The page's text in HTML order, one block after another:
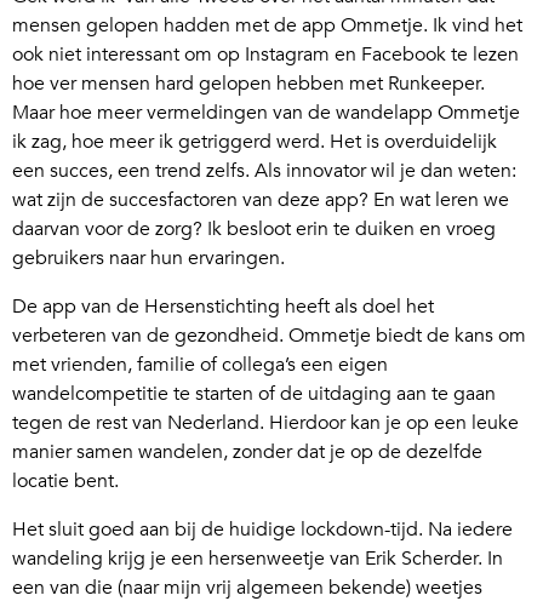
mensen gelopen hadden met de app Ommetje. Ik vind het
ook niet interessant om op Instagram en Facebook te lezen
hoe ver mensen hard gelopen hebben met Runkeeper.
Maar hoe meer vermeldingen van de wandelapp Ommetje
ik zag, hoe meer ik getriggerd werd. Het is overduidelijk
een succes, een trend zelfs. Als innovator wil je dan weten:
wat zijn de succesfactoren van deze app? En wat leren we
daarvan voor de zorg? Ik besloot erin te duiken en vroeg
gebruikers naar hun ervaringen.
De app van de Hersenstichting heeft als doel het
verbeteren van de gezondheid. Ommetje biedt de kans om
met vrienden, familie of collega’s een eigen
wandelcompetitie te starten of de uitdaging aan te gaan
tegen de rest van Nederland. Hierdoor kan je op een leuke
manier samen wandelen, zonder dat je op de dezelfde
locatie bent.
Het sluit goed aan bij de huidige lockdown-tijd. Na iedere
wandeling krijg je een hersenweetje van Erik Scherder. In
een van die (naar mijn vrij algemeen bekende) weetjes